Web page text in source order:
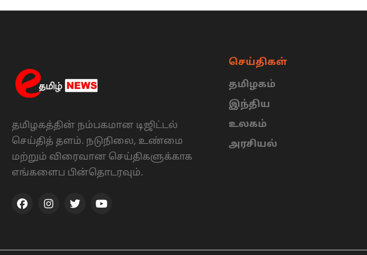
தமிழகத்தின் நம்பகமான டிஜிட்டல்
செய்தித் தளம். நடுநிலை, உண்மை
மற்றும் விரைவான செய்திகளுக்காக
எங்களைப பின்தொடரவும்.
செய்திகள்
தமிழகம்
இந்திய
உலகம்
அரசியல்